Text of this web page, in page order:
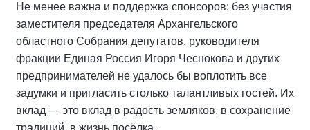
Не менее важна и поддержка спонсоров: без участия
заместителя председателя Архангельского
областного Собрания депутатов, руководителя
фракции Единая Россия Игоря Чеснокова и других
предпринимателей не удалось бы воплотить все
задумки и пригласить столько талантливых гостей. Их
вклад — это вклад в радость земляков, в сохранение
традиций, в жизнь посёлка.